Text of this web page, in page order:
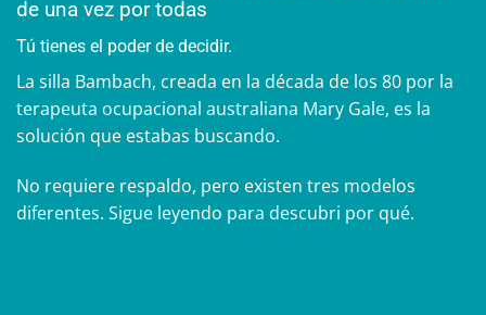
de una vez por todas
Tú tienes el poder de decidir.
La silla Bambach, creada en la década de los 80 por la
terapeuta ocupacional australiana Mary Gale, es la
solución que estabas buscando.
No requiere respaldo, pero existen tres modelos
diferentes. Sigue leyendo para descubri por qué.